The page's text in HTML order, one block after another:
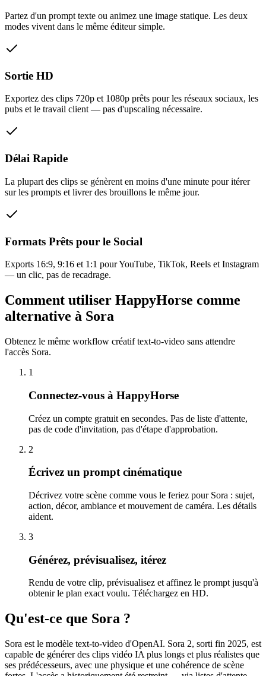
Partez d'un prompt texte ou animez une image statique. Les deux
modes vivent dans le même éditeur simple.
Sortie HD
Exportez des clips 720p et 1080p prêts pour les réseaux sociaux, les
pubs et le travail client — pas d'upscaling nécessaire.
Délai Rapide
La plupart des clips se génèrent en moins d'une minute pour itérer
sur les prompts et livrer des brouillons le même jour.
Formats Prêts pour le Social
Exports 16:9, 9:16 et 1:1 pour YouTube, TikTok, Reels et Instagram
— un clic, pas de recadrage.
Comment utiliser HappyHorse comme
alternative à Sora
Obtenez le même workflow créatif text-to-video sans attendre
l'accès Sora.
1
Connectez-vous à HappyHorse
Créez un compte gratuit en secondes. Pas de liste d'attente,
pas de code d'invitation, pas d'étape d'approbation.
2
Écrivez un prompt cinématique
Décrivez votre scène comme vous le feriez pour Sora : sujet,
action, décor, ambiance et mouvement de caméra. Les détails
aident.
3
Générez, prévisualisez, itérez
Rendu de votre clip, prévisualisez et affinez le prompt jusqu'à
obtenir le plan exact voulu. Téléchargez en HD.
Qu'est-ce que Sora ?
Sora est le modèle text-to-video d'OpenAI. Sora 2, sorti fin 2025, est
capable de générer des clips vidéo IA plus longs et plus réalistes que
ses prédécesseurs, avec une physique et une cohérence de scène